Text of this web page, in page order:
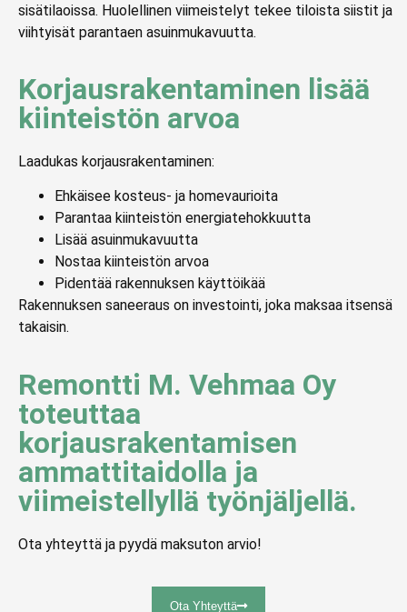
sisätilaoissa. Huolellinen viimeistelyt tekee tiloista siistit ja
viihtyisät parantaen asuinmukavuutta.
Korjausrakentaminen lisää
kiinteistön arvoa
Laadukas korjausrakentaminen:
Ehkäisee kosteus- ja homevaurioita
Parantaa kiinteistön energiatehokkuutta
Lisää asuinmukavuutta
Nostaa kiinteistön arvoa
Pidentää rakennuksen käyttöikää
Rakennuksen saneeraus on investointi, joka maksaa itsensä
takaisin.
Remontti M. Vehmaa Oy
toteuttaa
korjausrakentamisen
ammattitaidolla ja
viimeistellyllä työnjäljellä.
Ota yhteyttä ja pyydä maksuton arvio!
Ota Yhteyttä